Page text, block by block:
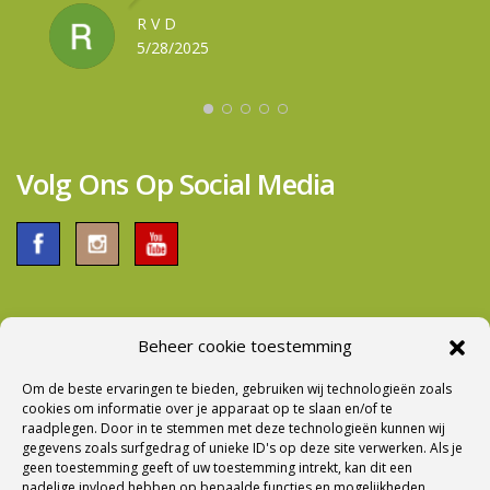
Beheer cookie toestemming
Om de beste ervaringen te bieden, gebruiken wij technologieën zoals
cookies om informatie over je apparaat op te slaan en/of te
raadplegen. Door in te stemmen met deze technologieën kunnen wij
gegevens zoals surfgedrag of unieke ID's op deze site verwerken. Als je
geen toestemming geeft of uw toestemming intrekt, kan dit een
team.Groetjes fam. Van Dijk
R V D
5/28/2025
tegen een betere model. Iets groter, betere
gewichtsverdeling en meer comfort maar niet veel
zwaarder in gewicht. Bij aflevering werd er ook
door te nemen. Al met al een prima bedrijf om
RONALD IE
5/27/2025
SANDRA DE BOER
5/09/2025
Volg Ons Op Social Media